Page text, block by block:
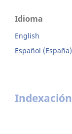
Idioma
English
Español (España)
Indexación